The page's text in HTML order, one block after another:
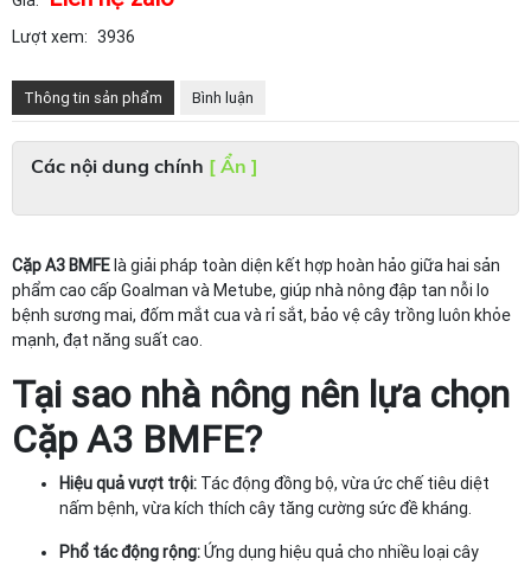
Lượt xem: 3936
Thông tin sản phẩm Bình luận
Các nội dung chính [ Ẩn ]
Cặp A3 BMFElà giải pháp toàn diện kết hợp hoàn hảo giữa hai sản
phẩm cao cấp Goalman và Metube, giúp nhà nông đập tan nỗi lo
bệnh sương mai, đốm mắt cua và rỉ sắt, bảo vệ cây trồng luôn khỏe
mạnh, đạt năng suất cao.
Tại sao nhà nông nên lựa chọn
Cặp A3 BMFE?
Hiệu quả vượt trội: Tác động đồng bộ, vừa ức chế tiêu diệt
nấm bệnh, vừa kích thích cây tăng cường sức đề kháng.
Phổ tác động rộng:Ứng dụng hiệu quả cho nhiều loại cây